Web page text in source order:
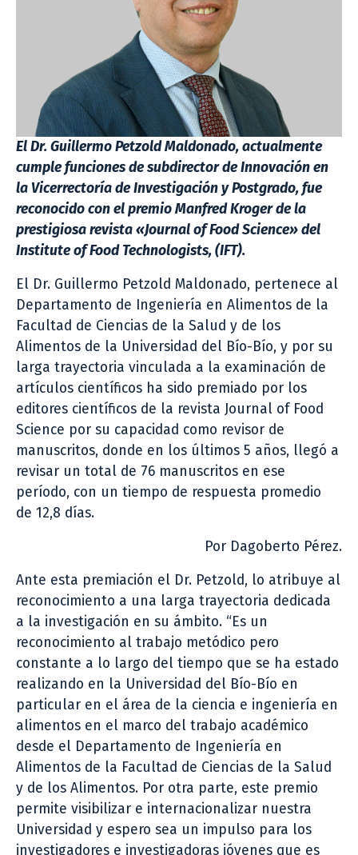
El Dr. Guillermo Petzold Maldonado, actualmente
cumple funciones de subdirector de Innovación en
la Vicerrectoría de Investigación y Postgrado, fue
reconocido con el premioManfred Kroger de la
prestigiosa revista «Journal of Food Science» del
Institute of Food Technologists, (IFT).
El Dr. Guillermo Petzold Maldonado, pertenece al
Departamento de Ingeniería en Alimentos de la
Facultad de Ciencias de la Salud y de los
Alimentos de la Universidad del Bío-Bío, y por su
larga trayectoria vinculada a la examinación de
artículos científicos ha sido premiado por los
editores científicos de la revista Journal of Food
Science por su capacidad como revisor de
manuscritos, donde en los últimos 5 años, llegó a
revisar un total de 76 manuscritos en ese
período, con un tiempo de respuesta promedio
de 12,8 días.
Por Dagoberto Pérez.
Ante esta premiación el Dr. Petzold, lo atribuye al
reconocimiento a una larga trayectoria dedicada
a la investigación en su ámbito. “Es un
reconocimiento al trabajo metódico pero
constante a lo largo del tiempo que se ha estado
realizando en la Universidad del Bío-Bío en
particular en el área de la ciencia e ingeniería en
alimentos en el marco del trabajo académico
desde el Departamento de Ingeniería en
Alimentos de la Facultad de Ciencias de la Salud
y de los Alimentos. Por otra parte, este premio
permite visibilizar e internacionalizar nuestra
Universidad y espero sea un impulso para los
investigadores e investigadoras jóvenes que es